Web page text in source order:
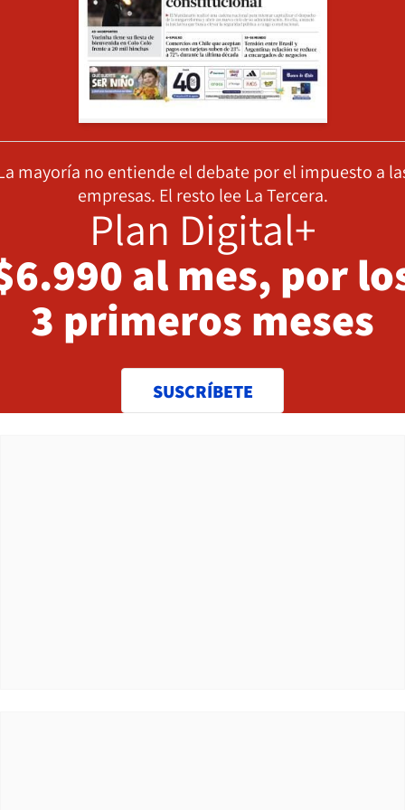
mayoría no entiende el debate por el impuesto a
empresas. El resto lee La Tercera.
Plan Digital+
al mes, por
3 primeros meses
SUSCRÍBETE